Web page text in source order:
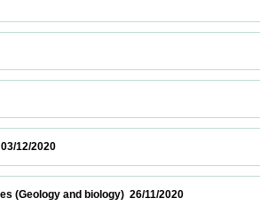
2021
12/2020
Scopus  03/12/2020
(Geology and biology)  26/11/2020